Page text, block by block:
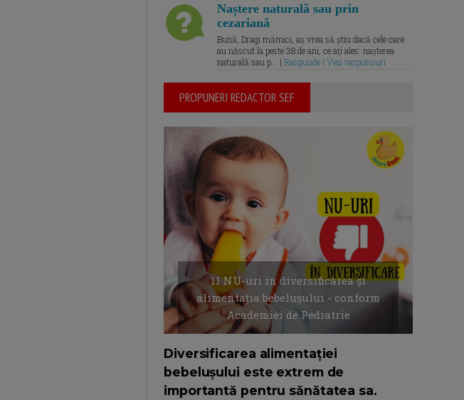
Naștere naturală sau prin
cezariană
Bună, Dragi mămici, aș vrea să știu dacă cele care
au născut la peste 38 de ani, ce ați ales: nașterea
naturală sau p... | Raspunde | Vezi raspunsuri
PROPUNERI REDACTOR SEF
11 NU-uri in diversificarea și
alimentația bebelușului - conform
Academiei de Pediatrie
Diversificarea alimentației
bebelușului este extrem de
importantă pentru sănătatea sa.